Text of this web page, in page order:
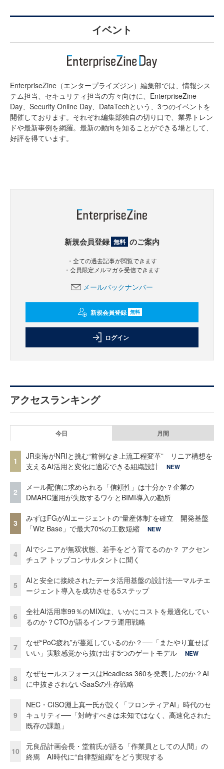
イベント
EnterpriseZine（エンタープライズジン）編集部では、情報シス
テム担当、セキュリティ担当の方々向けに、EnterpriseZine
Day、Security Online Day、DataTechという、3つのイベントを
開催しております。それぞれ編集部独自の切り口で、業界トレン
ドや最新事例を網羅。最新の動向を知ることができる場として、
好評を得ています。
新規会員登録 無料 のご案内
・全ての過去記事が閲覧できます
・会員限定メルマガを受信できます
メールバックナンバー
新規会員登録 無料
ログイン
アクセスランキング
今日 月間
1
JR東海がNRIと挑む“前例なき上流工程変革” リニア構想を
支えるAI活用と変化に適応できる組織設計
NEW
2
メール配信に求められる「信頼性」は十分か？企業の
DMARC運用が失敗するワケとBIMI導入の勘所
3
みずほFGがAIエージェントの“量産体制”を確立 開発基盤
「Wiz Base」で最大70%の工数短縮
NEW
4
AIでシニアが無双状態、若手をどう育てるのか？ アクセン
チュア トップコンサルタントに聞く
5
AIと安全に接続されたデータ活用基盤の設計法──マルチエ
ージェント導入を成功させる5ステップ
6
全社AI活用率99％のMIXIは、いかにコストを最適化してい
るのか？CTOが語るインフラ運用戦略
7
なぜ“PoC疲れ”が蔓延しているのか？──「またやり直せば
いい」実験感覚から抜け出す5つのゲートモデル
NEW
8
なぜセールスフォースはHeadless 360を発表したのか？AI
に中抜きされないSaaSの生存戦略
9
NEC・CISO淵上真一氏が説く「フロンティアAI」時代のセ
キュリティ──「対峙すべきは未知ではなく、高速化された
既存の課題」
10
元良品計画会長・堂前氏が語る「作業員としての人間」の
終焉 AI時代に“自律型組織”をどう実現する